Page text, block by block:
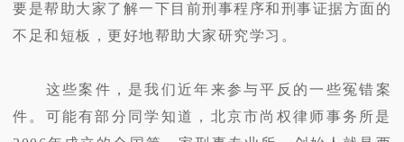
要是帮助大家了解一下目前刑事程序和刑事证据方面的
不足和短板，更好地帮助大家研究学习。
这些案件，是我们近年来参与平反的一些冤错案
件。可能有部分同学知道，北京市尚权律师事务所是